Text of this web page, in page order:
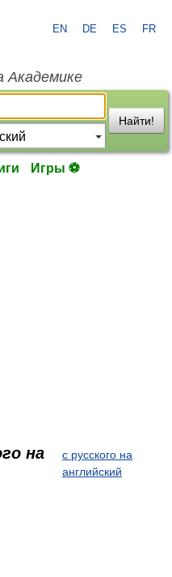
EN DE ES FR
Академике
Найти!
Игры ⚽
на
с русского на
английский